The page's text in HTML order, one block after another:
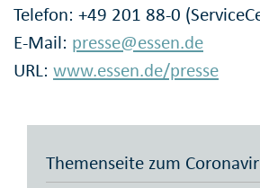
Telefon: +49 201 88-0
E-Mail: presse@essen.de
URL: www.essen.de/presse
Themenseite zum